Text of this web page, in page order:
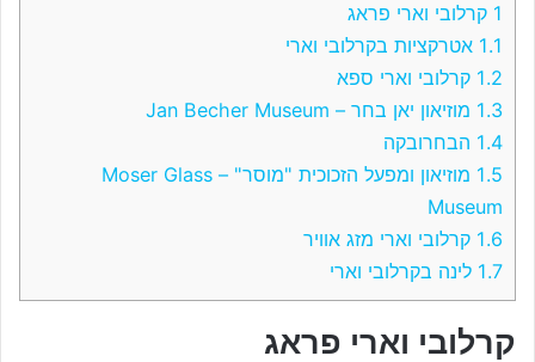
1 קרלובי וארי פראג
1.1 אטרקציות בקרלובי וארי
1.2 קרלובי וארי ספא
1.3 מוזיאון יאן בחר – Jan Becher Museum
1.4 הבחרובקה
1.5
מוזיאון ומפעל הזכוכית "מוסר" – Moser Glass
Museum
1.6 קרלובי וארי מזג אוויר
1.7 לינה בקרלובי וארי
קרלובי וארי פראג